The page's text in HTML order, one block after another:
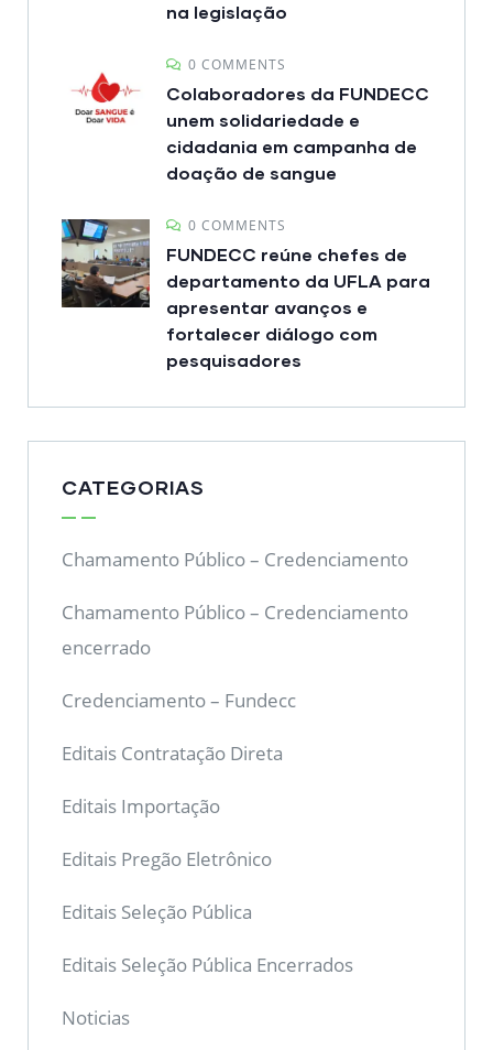
na legislação
0 COMMENTS
Colaboradores da FUNDECC
unem solidariedade e
cidadania em campanha de
doação de sangue
0 COMMENTS
FUNDECC reúne chefes de
departamento da UFLA para
apresentar avanços e
fortalecer diálogo com
pesquisadores
CATEGORIAS
Chamamento Público – Credenciamento
Chamamento Público – Credenciamento
encerrado
Credenciamento – Fundecc
Editais Contratação Direta
Editais Importação
Editais Pregão Eletrônico
Editais Seleção Pública
Editais Seleção Pública Encerrados
Noticias